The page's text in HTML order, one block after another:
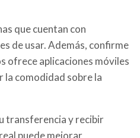
que cuentan con
de usar. Además, confirme
ofrece aplicaciones móviles
la comodidad sobre la
transferencia y recibir